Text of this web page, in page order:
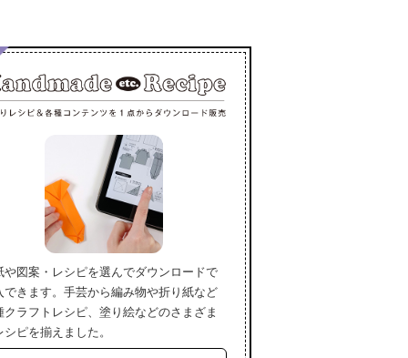
や図案・レシピを選んでダウンロードで
できます。手芸から編み物や折り紙など
クラフトレシピ、塗り絵などのさまざま
シピを揃えました。